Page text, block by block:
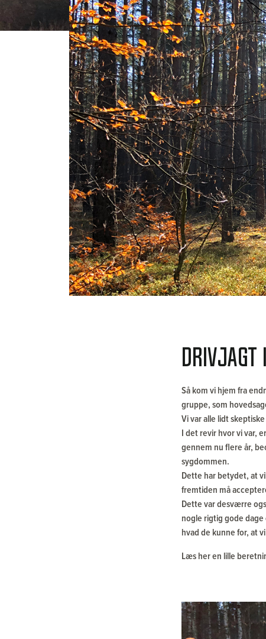
Drivjagt
Så kom vi hjem fra
gruppe, som
Vi var alle lidt
I det revir hvor vi var,
gennem nu flere år,
sygdommen.
Dette har betydet, at
fremtiden må
Dette var desværre
nogle rigtig gode
hvad de kunne for, at
Læs her en lille